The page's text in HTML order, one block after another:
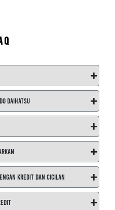
+
Daihatsu +
+
+
Kredit dan Cicilan +
+